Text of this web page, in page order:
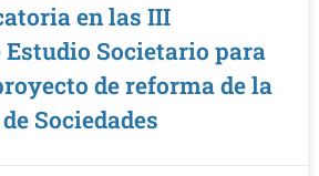
en las III
Estudio Societario para
de reforma de la
Sociedades